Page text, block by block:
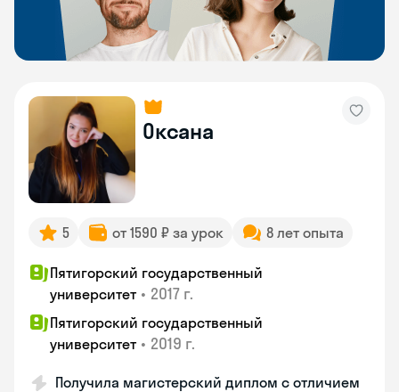
Оксана
5 от 1590 ₽ за урок 8 лет опыта
Пятигорский государственный
университет • 2017 г.
Пятигорский государственный
университет • 2019 г.
Получила магистерский диплом с отличием